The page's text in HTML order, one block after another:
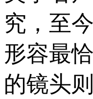
究，至
形容最
的镜头